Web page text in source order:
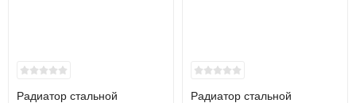
Радиатор стальной
Радиатор стальной